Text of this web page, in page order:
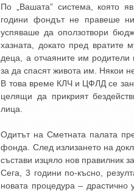
По „Вашата” система, която
години фондът не правеше
успяваше да оползотвори
хазната, докато пред вратите
деца, а отчаяните им
за да спасят живота им. Някои
В това време КЛЧ и ЦФЛД се
целящи да прикрият
лица.
Одитът на Сметната палата
фонда. След излизането на
състави изцяло нов правилник
Сега, 3 години по-късно,
новата процедура –